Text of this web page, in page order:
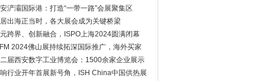
浐灞国际港：打造“一带一路”会展聚集区
出海正当时，各大展会成为关键桥梁
跨界、创新融合，ISPO上海2024圆满闭幕
2024佛山展持续拓深国际推广，海外买家
届西安数字工业博览会：1500余家企业展示
力
行业开年首展新号角，ISH China中国供热展